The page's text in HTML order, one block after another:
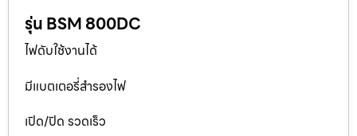
รุ่น BSM 800DC
ไฟดับใช้งานได้
มีแบตเตอรี่สำรองไฟ
เปิด/ปิด รวดเร็ว